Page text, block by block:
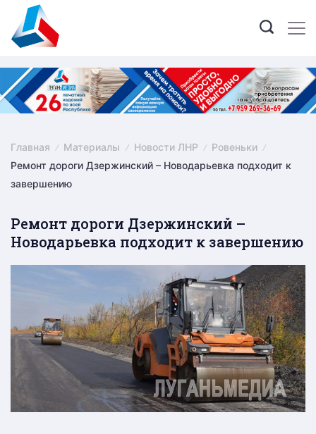
content
Главная Материалы Новости ЛНР
Ровеньки
Ремонт дороги Дзержинский – Новодарьевка подходит к
завершению
Ремонт дороги Дзержинский –
Новодарьевка подходит к завершению